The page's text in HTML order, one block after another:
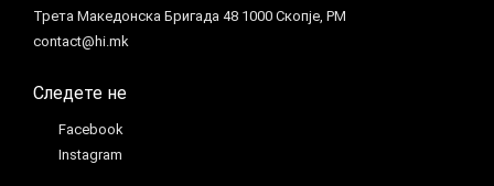
Трета Македонска Бригада 48 1000 Скопје, РМ
contact@hi.mk
Следете не
Facebook
Instagram